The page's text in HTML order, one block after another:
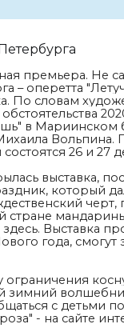
премьера. Не
– оперетта
По словам
в Мариинском
Вольпина.
26 и 27
выставка,
который
стране
Выставка
года,
ограничения
зимний
с детьми
- на сайте